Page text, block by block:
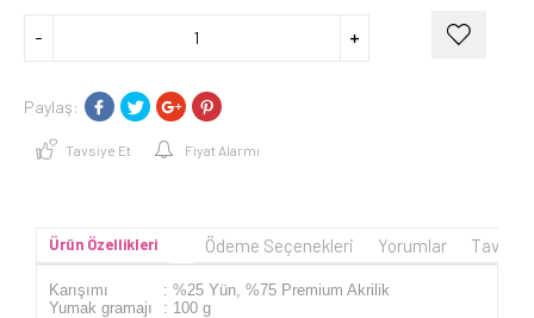
Paylaş:
Tavsiye Et Fiyat Alarmı
Ürün Özellikleri Ödeme Seçenekleri Yorumlar
Karışımı
: %25 Yün, %75 Premium Akrilik
Yumak gramajı
: 100 g